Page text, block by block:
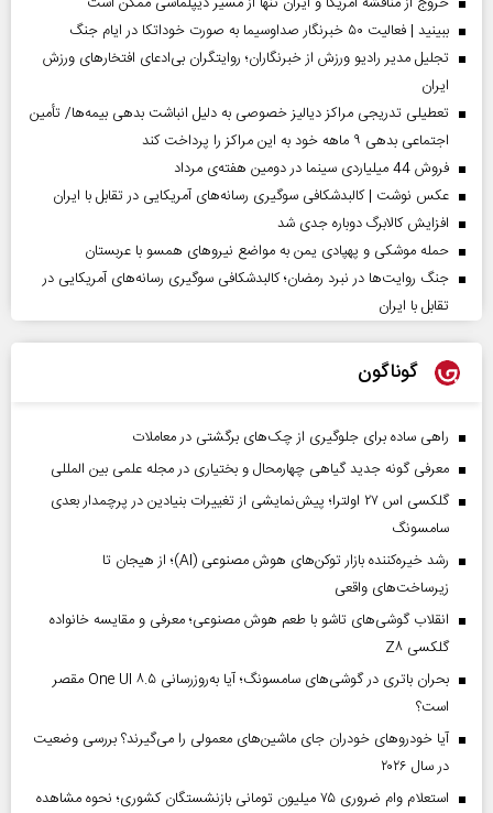
ببینید | فعالیت ۵۰ خبرنگار صداوسیما به صورت خوداتکا در ایام جنگ
تجلیل مدیر رادیو ورزش از خبرنگاران؛ روایتگران بی‌ادعای افتخارهای ورزش
ایران
تعطیلی تدریجی مراکز دیالیز خصوصی به دلیل انباشت بدهی بیمه‌ها/ تأمین
اجتماعی بدهی ۹ ماهه خود به این مراکز را پرداخت کند
فروش 44 میلیاردی سینما در دومین هفته‌ی مرداد
عکس نوشت | کالبدشکافی سوگیری رسانه‌های آمریکایی در تقابل با ایران
افزایش کالابرگ دوباره جدی شد
حمله موشکی و پهپادی یمن به مواضع نیروهای همسو با عربستان
جنگ روایت‌ها در نبرد رمضان؛ کالبدشکافی سوگیری رسانه‌های آمریکایی در
تقابل با ایران
گوناگون
راهی ساده برای جلوگیری از چک‌های برگشتی در معاملات
معرفی گونه جدید گیاهی چهارمحال و بختیاری در مجله علمی بین المللی
گلکسی اس ۲۷ اولترا؛ پیش‌نمایشی از تغییرات بنیادین در پرچمدار بعدی
سامسونگ
رشد خیره‌کننده بازار توکن‌های هوش مصنوعی (AI)؛ از هیجان تا
زیرساخت‌های واقعی
انقلاب گوشی‌های تاشو‌ با طعم هوش مصنوعی؛ معرفی و مقایسه خانواده
گلکسی Z۸
بحران باتری در گوشی‌های سامسونگ؛ آیا به‌روزرسانی One UI ۸.۵ مقصر
است؟
آیا خودروهای خودران جای ماشین‌های معمولی را می‌گیرند؟ بررسی وضعیت
در سال ۲۰۲۶
استعلام وام ضروری ۷۵ میلیون تومانی بازنشستگان کشوری؛ نحوه مشاهده